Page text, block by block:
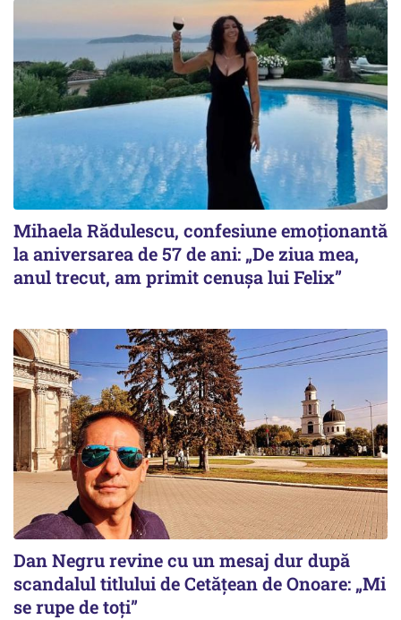
Mihaela Rădulescu, confesiune emoționantă
la aniversarea de 57 de ani: „De ziua mea,
anul trecut, am primit cenușa lui Felix”
Dan Negru revine cu un mesaj dur după
scandalul titlului de Cetățean de Onoare: „Mi
se rupe de toți”